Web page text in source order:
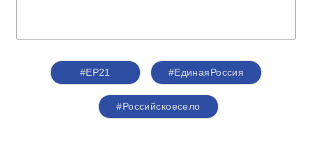
#ЕР21 #‎ЕдинаяРоссия
#Российскоесело